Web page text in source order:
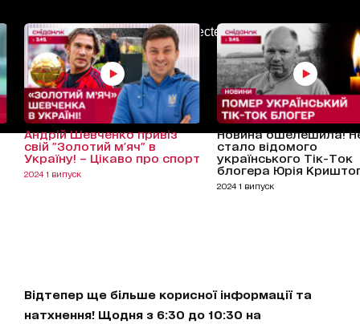
AdBlockDetected!
Андрій Шевченко привіз
свій "Золотий м'яч" в
Україну! – Цікаво про спорт
2024 1 випуск
Новина ошелешила!
стало відомого
українського Тік-Ток
блогера Юрія
2024 1 випуск
Відтепер ще більше корисної інформації та
натхнення! Щодня з 6:30 до 10:30 на